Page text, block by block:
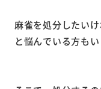
麻雀を処分したい
と悩んでいる方も